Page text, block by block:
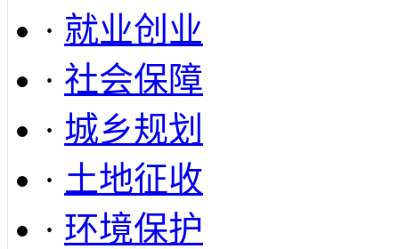
· 就业创业
· 社会保障
· 城乡规划
· 土地征收
· 环境保护